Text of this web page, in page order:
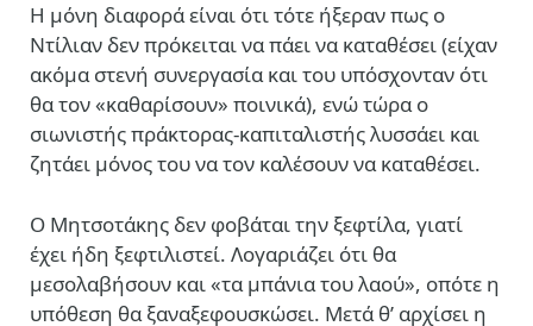
Η μόνη διαφορά είναι ότι τότε ήξεραν πως ο
Ντίλιαν δεν πρόκειται να πάει να καταθέσει (είχαν
ακόμα στενή συνεργασία και του υπόσχονταν ότι
θα τον «καθαρίσουν» ποινικά), ενώ τώρα ο
σιωνιστής πράκτορας-καπιταλιστής λυσσάει και
ζητάει μόνος του να τον καλέσουν να καταθέσει.
Ο Μητσοτάκης δεν φοβάται την ξεφτίλα, γιατί
έχει ήδη ξεφτιλιστεί. Λογαριάζει ότι θα
μεσολαβήσουν και «τα μπάνια του λαού», οπότε η
υπόθεση θα ξαναξεφουσκώσει. Μετά θ’ αρχίσει η